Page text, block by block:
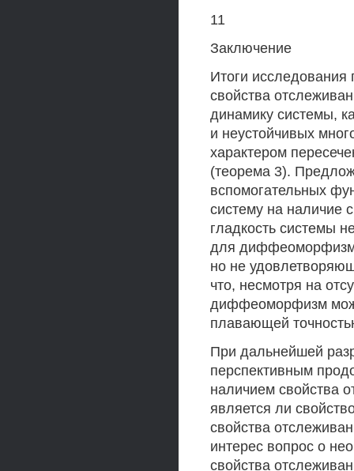
11
Заключение
Итоги
свойства
динамику системы,
и неустойчивых
характером
(теорема 3).
вспомогательных
систему на наличие
гладкость системы
для
но не
что, несмотря на
диффеоморфизм
плавающей
При дальнейшей
перспективным
наличием свойства
является ли
свойства
интерес вопрос о
свойства